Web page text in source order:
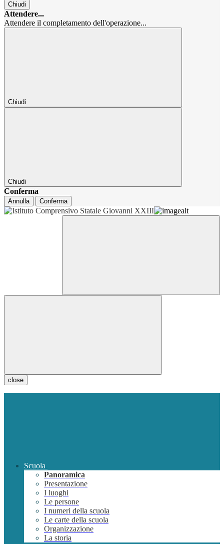
Chiudi
Attendere...
Attendere il completamento dell'operazione...
Chiudi
Chiudi
Conferma
Annulla Conferma
close
Scuola
Panoramica
Presentazione
I luoghi
Le persone
I numeri della scuola
Le carte della scuola
Organizzazione
La storia